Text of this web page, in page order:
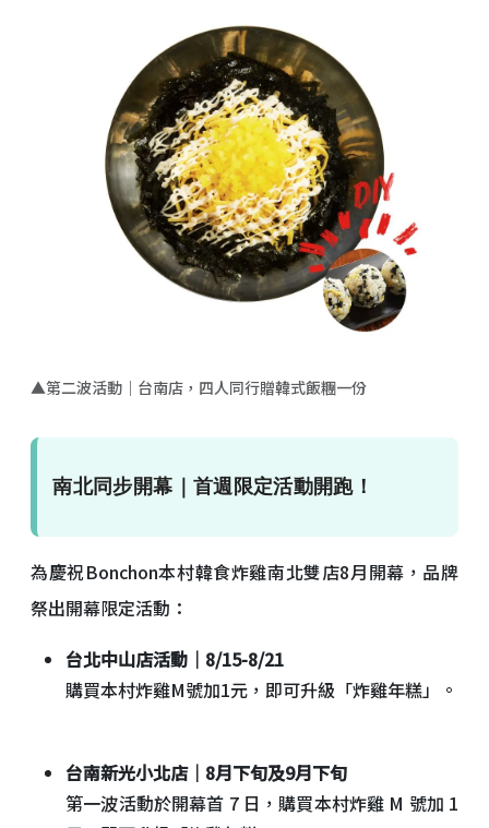
▲第二波活動｜台南店，四人同行贈韓式飯糰一份
南北同步開幕｜首週限定活動開跑！
為慶祝Bonchon本村韓食炸雞南北雙店8月開幕，品牌
祭出開幕限定活動：
台北中山店活動｜8/15-8/21
購買本村炸雞M號加1元，即可升級「炸雞年糕」。
台南新光小北店｜8月下旬及9月下旬
第一波活動於開幕首 7 日，購買本村炸雞 M 號加 1